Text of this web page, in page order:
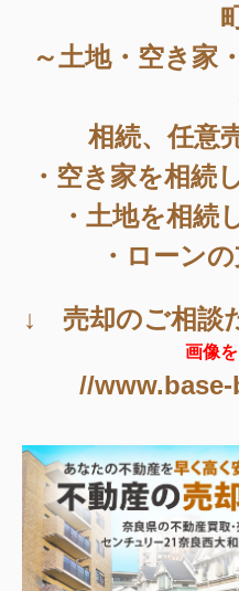
～土地・空き家
相続、任意
・空き家を相続
・土地を相続
・ローン
↓ 売却のご相談
画像
//